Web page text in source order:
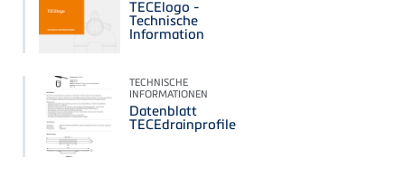
TECElogo -
Technische
Information
TECHNISCHE
INFORMATIONEN
Datenblatt
TECEdrainprofile